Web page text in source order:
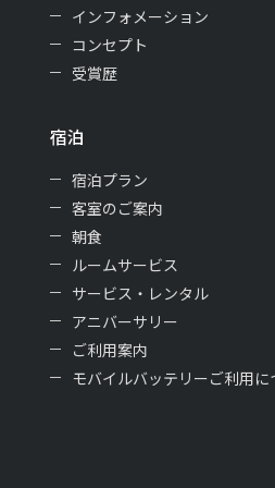
インフォメーション
コンセプト
受賞歴
宿泊
宿泊プラン
客室のご案内
朝食
ルームサービス
サービス・レンタル
アニバーサリー
ご利用案内
モバイルバッテリーご利用に